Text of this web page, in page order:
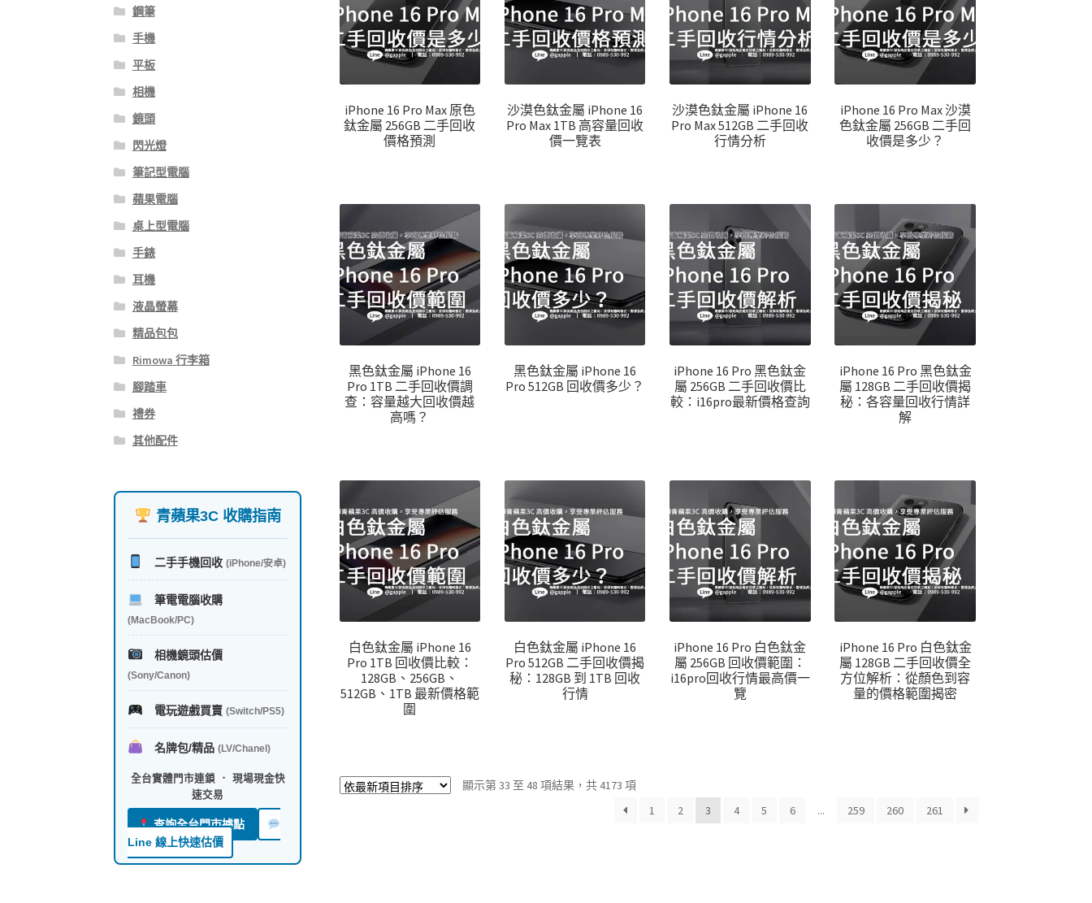
iPhone 16 Pro Max 原色
鈦金屬 256GB 二手回收
價格預測
沙漠色鈦金屬 iPhone 16
Pro Max 1TB 高容量回收
價一覽表
沙漠色鈦金屬 iPhone 16
Pro Max 512GB 二手回收
行情分析
iPhone 16 Pro Max 沙漠
色鈦金屬 256GB 二手回
收價是多少？
黑色鈦金屬 iPhone 16
Pro 1TB 二手回收價調
查：容量越大回收價越
高嗎？
黑色鈦金屬 iPhone 16
Pro 512GB 回收價多少？
iPhone 16 Pro 黑色鈦金
屬 256GB 二手回收價比
較：i16pro最新價格查詢
iPhone 16 Pro 黑色鈦金
屬 128GB 二手回收價揭
秘：各容量回收行情詳
解
白色鈦金屬 iPhone 16
Pro 1TB 回收價比較：
128GB、256GB、
512GB、1TB 最新價格範
圍
白色鈦金屬 iPhone 16
Pro 512GB 二手回收價揭
秘：128GB 到 1TB 回收
行情
iPhone 16 Pro 白色鈦金
屬 256GB 回收價範圍：
i16pro回收行情最高價一
覽
iPhone 16 Pro 白色鈦金
屬 128GB 二手回收價全
方位解析：從顏色到容
量的價格範圍揭密
顯示第 33 至 48 項結果，共 4173 項依
1 2 3 4 5 6 ... 259 260 261
鋼筆
手機
平板
相機
鏡頭
閃光燈
筆記型電腦
蘋果電腦
桌上型電腦
手錶
耳機
液晶螢幕
精品包包
Rimowa 行李箱
腳踏車
禮券
其他配件
青蘋果3C 收購指南
二手手機回收 (iPhone/安卓)
筆電電腦收購
(MacBook/PC)
相機鏡頭估價
(Sony/Canon)
電玩遊戲買賣 (Switch/PS5)
名牌包/精品 (LV/Chanel)
全台實體門市連鎖 ． 現場現金快
速交易
查詢全台門市據點
Line 線上快速估價